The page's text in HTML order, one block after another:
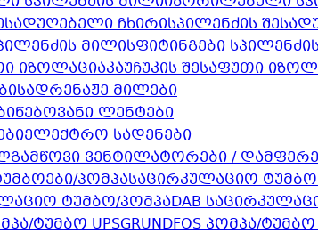
სპილენძის
ფიტინგები
კაუჩუკის შესაფუთი
სადრენაჟე მილები
წებოვანი ლენტები
ელექტრო სადენები
საცირკულაციო
DAB
GRUNDFOS პომპა/ტუმბო